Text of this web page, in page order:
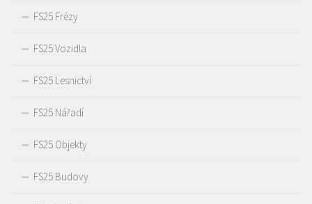
FS25 Frézy
FS25 Vozidla
FS25 Lesnictví
FS25 Nářadí
FS25 Objekty
FS25 Budovy